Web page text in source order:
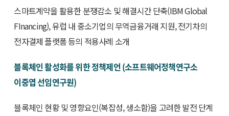
스마트계약을 활용한 분쟁감소 및 해결시간 단축(IBM Global
FInancing), 유럽 내 중소기업의 무역금융거래 지원, 전기차의
전자결제 플랫폼 등의 적용사례 소개
블록체인 활성화를 위한 정책제언 (소프트웨어정책연구소
이중엽 선임연구원)
블록체인 현황 및 영향요인(복잡성, 생소함)을 고려한 발전 단계